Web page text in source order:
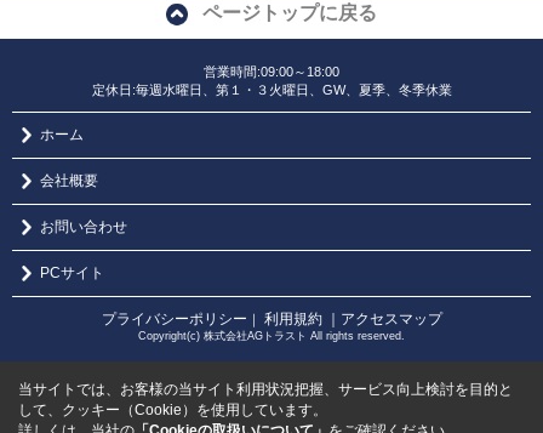
ページトップに戻る
営業時間:09:00～18:00
定休日:毎週水曜日、第１・３火曜日、GW、夏季、冬季休業
ホーム
会社概要
お問い合わせ
PCサイト
プライバシーポリシー ｜ 利用規約 ｜アクセスマップ
Copyright(c) 株式会社AGトラスト All rights reserved.
当サイトでは、お客様の当サイト利用状況把握、サービス向上検討を目的と
して、クッキー（Cookie）を使用しています。